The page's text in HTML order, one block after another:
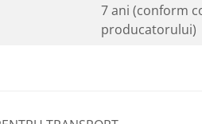
7 ani (conform
producatorului)